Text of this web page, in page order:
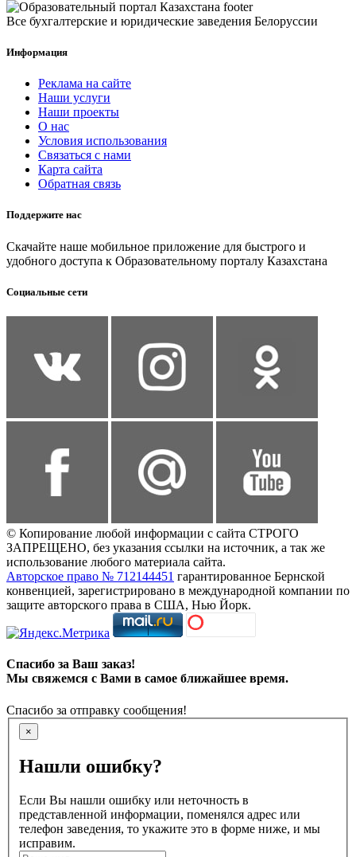
Все бухгалтерские и юридические заведения Белоруссии
Информация
Реклама на сайте
Наши услуги
Наши проекты
О нас
Условия использования
Связаться с нами
Карта сайта
Обратная связь
Поддержите нас
Скачайте наше мобильное приложение для быстрого и
удобного доступа к Образовательному порталу Казахстана
Социальные сети
© Копирование любой информации с сайта СТРОГО
ЗАПРЕЩЕНО, без указания ссылки на источник, а так же
использование любого материала сайта.
Авторское право № 712144451 гарантированное Бернской
конвенцией, зарегистрировано в международной компании по
защите авторского права в США, Нью Йорк.
Спасибо за Ваш заказ!
Мы свяжемся с Вами в самое ближайшее время.
Спасибо за отправку сообщения!
×
Нашли ошибку?
Если Вы нашли ошибку или неточность в
представленной информации, поменялся адрес или
телефон заведения, то укажите это в форме ниже, и мы
исправим.